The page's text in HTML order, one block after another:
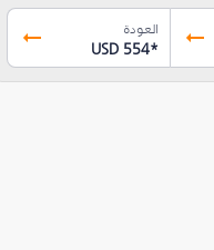
العودة
USD 554*